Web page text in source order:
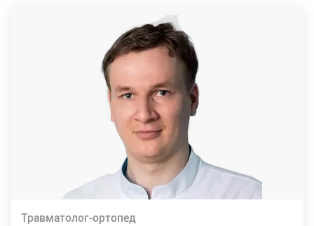
Травматолог-ортопед